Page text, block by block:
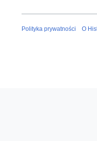
Polityka prywatności O